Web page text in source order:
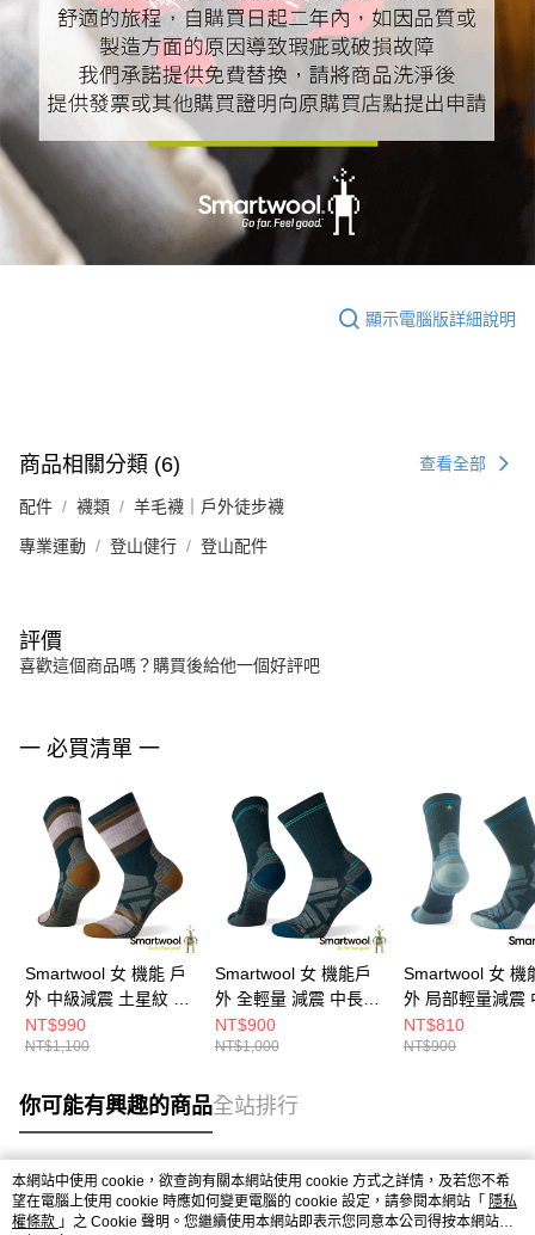
顯示電腦版詳細說明
商品相關分類 (6) 查看全部
配件 襪類 羊毛襪｜戶外徒步襪
專業運動 登山健行 登山配件
評價
喜歡這個商品嗎？購買後給他一個好評吧
一 必買清單 一
Smartwool 女 機能 戶
外 中級減震 土星紋 中
長襪 中筒襪 暮光藍
NT$990
NT$1,100
Smartwool 女 機能戶
外 全輕量 減震 中長襪
中筒襪 暮光藍
NT$900
NT$1,000
Smartwool 女 機
外 局部輕量減震
襪 暮光藍
NT$810
NT$900
你可能有興趣的商品全站排行
熱門標籤
本網站中使用 cookie，欲查詢有關本網站使用 cookie 方式之詳情，及若您不希
望在電腦上使用 cookie 時應如何變更電腦的 cookie 設定，請參閱本網站「 隱私
權條款 」之 Cookie 聲明。您繼續使用本網站即表示您同意本公司得按本網站使